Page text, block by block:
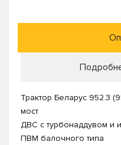
Трактор Беларус 952.3
мост
ДВС с турбонаддувом и
ПВМ балочного типа